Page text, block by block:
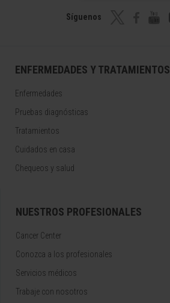
Síguenos
ENFERMEDADES Y TRATAMIENTOS
Enfermedades
Pruebas diagnósticas
Tratamientos
Cuidados en casa
Chequeos y salud
NUESTROS PROFESIONALES
Cancer Center
Conozca a los profesionales
Servicios médicos
Trabaje con nosotros